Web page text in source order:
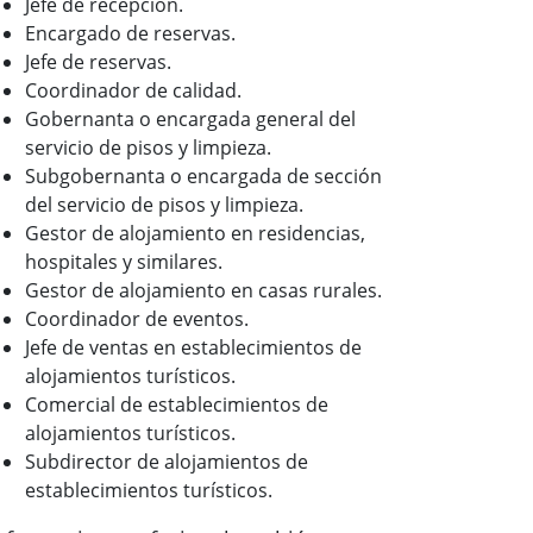
Encargado de reservas.
Jefe de reservas.
Coordinador de calidad.
Gobernanta o encargada general del
servicio de pisos y limpieza.
Subgobernanta o encargada de sección
del servicio de pisos y limpieza.
Gestor de alojamiento en residencias,
hospitales y similares.
Gestor de alojamiento en casas rurales.
Coordinador de eventos.
Jefe de ventas en establecimientos de
alojamientos turísticos.
Comercial de establecimientos de
alojamientos turísticos.
Subdirector de alojamientos de
establecimientos turísticos.